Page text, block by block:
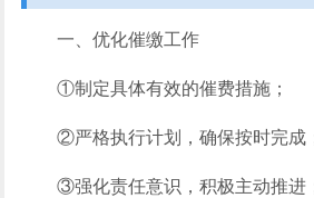
一、优化催缴工作
①制定具体有效的催费措施；
②严格执行计划，确保按时完成
③强化责任意识，积极主动推进